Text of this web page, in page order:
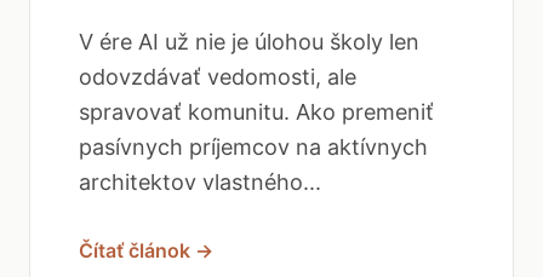
V ére AI už nie je úlohou školy len
odovzdávať vedomosti, ale
spravovať komunitu. Ako premeniť
pasívnych príjemcov na aktívnych
architektov vlastného...
Čítať článok →